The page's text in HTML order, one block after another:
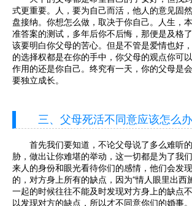
式更重要。人，要为自己而活，他人的意见固
盘接纳。你想怎么做，取决于你自己。人生，
准答案的测试，多年后你不后悔，那便是及格
该要明白你父母的苦心。但是不管是爱情也好
的选择权都是在你的手中，你父母的观点你可
作用的还是你自己。终究有一天，你的父母是
要独立成长。
三、父母死活不同意应该怎么办
首先我们要知道，不论父母说了多么难听
胁，做出让你难堪的举动，这一切都是为了我
来人的身份和眼光看待你们的感情，他们会发
的，对方身上所有的缺点，因为“情人眼里出西
一起的时候往往不能及时发现对方身上的缺点
以发现对方的缺点，所以才不同意你们的婚事